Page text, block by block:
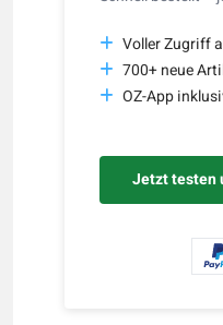
Voller Zugriff
700+ neue
OZ-App
Jetzt testen